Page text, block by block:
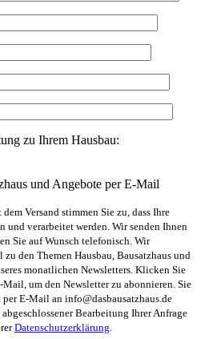
zu Ihrem Hausbau:
und Angebote per E-Mail
Versand stimmen Sie zu, dass Ihre
und verarbeitet werden. Wir senden Ihnen
Sie auf Wunsch telefonisch. Wir
den Themen Hausbau, Bausatzhaus und
monatlichen Newsletters. Klicken Sie
um den Newsletter zu abonnieren. Sie
E-Mail an info@dasbausatzhaus.de
Bearbeitung Ihrer Anfrage
Datenschutzerklärung